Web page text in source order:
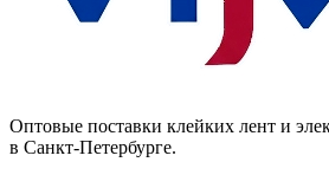
Оптовые поставки клейких лент и
в Санкт-Петербурге.